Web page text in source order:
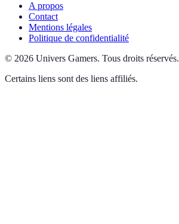
A propos
Contact
Mentions légales
Politique de confidentialité
© 2026 Univers Gamers. Tous droits réservés.
Certains liens sont des liens affiliés.